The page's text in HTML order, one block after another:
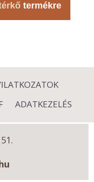
termékre
ADATKEZELÉS